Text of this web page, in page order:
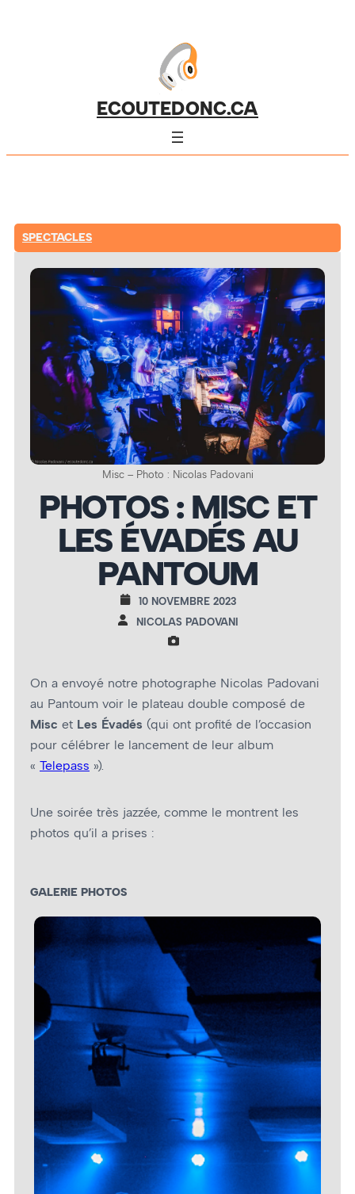
ECOUTEDONC.CA
SPECTACLES
Misc – Photo : Nicolas Padovani
PHOTOS : MISC ET
LES ÉVADÉS AU
PANTOUM
10 NOVEMBRE 2023
NICOLAS PADOVANI
On a envoyé notre photographe Nicolas Padovani
au Pantoum voir le plateau double composé de
Misc et Les Évadés (qui ont profité de l’occasion
pour célébrer le lancement de leur album
« Telepass »).
Une soirée très jazzée, comme le montrent les
photos qu’il a prises :
GALERIE PHOTOS